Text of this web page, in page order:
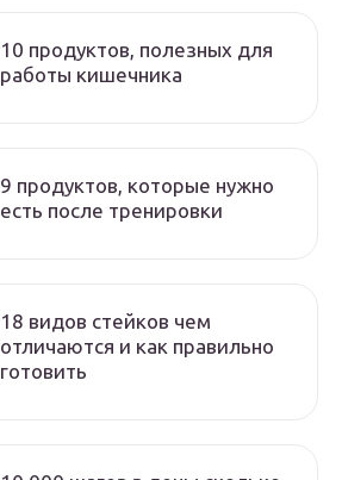
10 продуктов, полезных для
работы кишечника
9 продуктов, которые нужно
есть после тренировки
18 видов стейков чем
отличаются и как правильно
готовить